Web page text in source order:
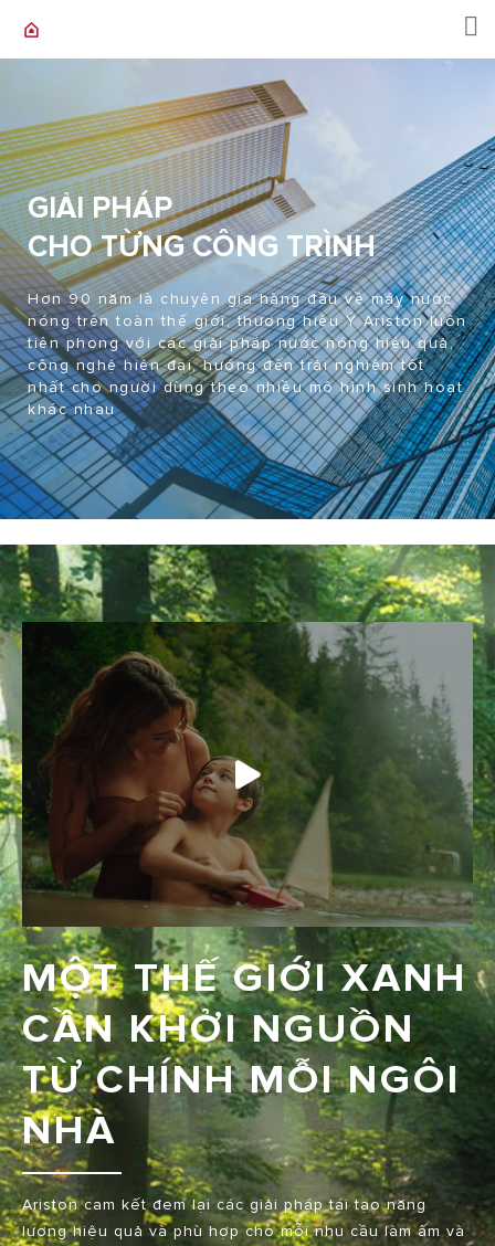
GIẢI PHÁP
CHO TỪNG CÔNG TRÌNH
Hơn 90 năm là chuyên gia hàng đầu về máy nước
nóng trên toàn thế giới, thương hiệu Ý Ariston luôn
tiên phong với các giải pháp nước nóng hiệu quả,
công nghệ hiện đại, hướng đến trải nghiệm tốt
nhất cho người dùng theo nhiều mô hình sinh hoạt
khác nhau
MỘT THẾ GIỚI XANH
CẦN KHỞI NGUỒN
TỪ CHÍNH MỖI NGÔI
NHÀ
Ariston cam kết đem lại các giải pháp tái tạo năng
lượng hiệu quả và phù hợp cho mỗi nhu cầu làm ấm và